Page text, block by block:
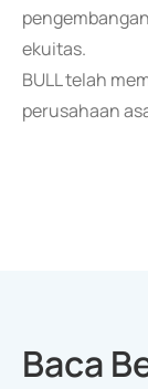
ekuitas.
BULL telah
perusahaan
Baca